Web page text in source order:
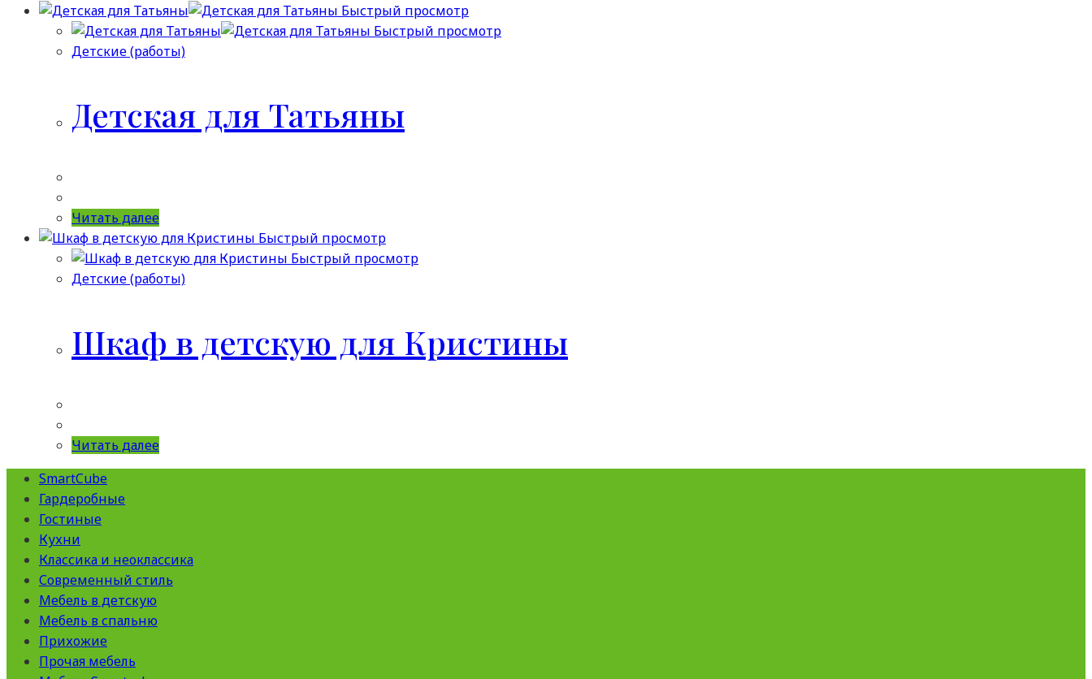
Быстрый просмотр
Быстрый просмотр
Детские (работы)
Детская для Татьяны
Читать далее
Быстрый просмотр
Быстрый просмотр
Детские (работы)
Шкаф в детскую для Кристины
Читать далее
SmartCube
Гардеробные
Гостиные
Кухни
Классика и неоклассика
Современный стиль
Мебель в детскую
Мебель в спальню
Прихожие
Прочая мебель